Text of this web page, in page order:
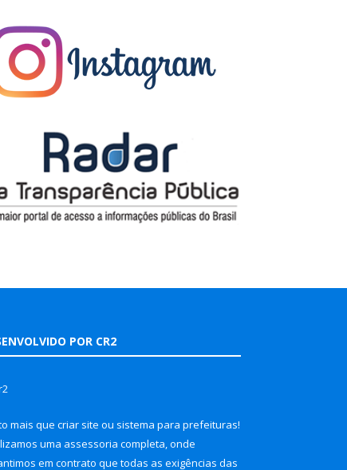
POR CR2
mais que criar site ou sistema para prefeituras!
uma assessoria completa, onde
em contrato que todas as exigências das